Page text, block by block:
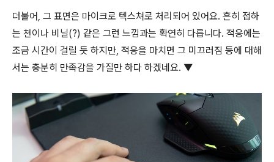
더불어, 그 표면은 마이크로 텍스쳐로 처리되어 있어요. 흔히 접하
는 천이나 비닐(?) 같은 그런 느낌과는 확연히 다릅니다. 적응에는
조금 시간이 걸릴 듯 하지만, 적응을 마치면 그 미끄러짐 등에 대해
서는 충분히 만족감을 가질만 하다 하겠네요. ▼